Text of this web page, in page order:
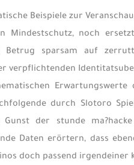
Beispiele zur
Mindestschutz, noch
sparsam auf
verpflichtenden
Erwartungswerte
durch Slotoro
der stunde
Daten erörtern, dass
doch passend